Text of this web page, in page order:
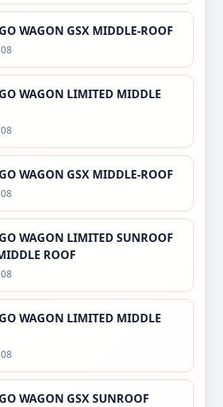
WAGON GSX MIDDLE-ROOF
WAGON LIMITED MIDDLE
WAGON GSX MIDDLE-ROOF
WAGON LIMITED SUNROOF
ROOF
WAGON LIMITED MIDDLE
WAGON GSX SUNROOF